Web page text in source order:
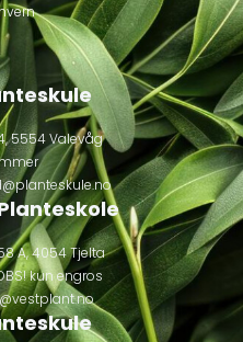
5554 Valevåg
A, 4054 Tjelta
kun engros